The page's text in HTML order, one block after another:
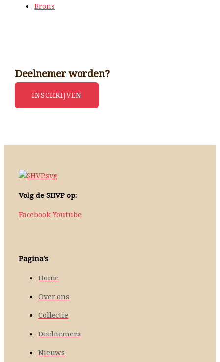
Brons
Deelnemer worden?
INSCHRIJVEN
Volg de SHVP op:
Facebook Youtube
Pagina's
Home
Over ons
Collectie
Deelnemers
Nieuws